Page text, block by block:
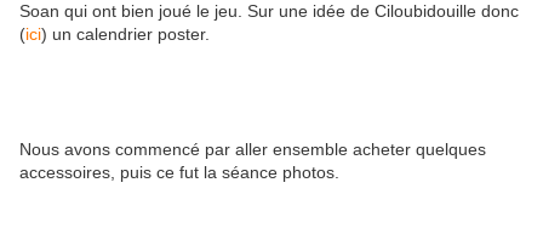
Soan qui ont bien joué le jeu. Sur une idée de Ciloubidouille donc
(ici) un calendrier poster.
Nous avons commencé par aller ensemble acheter quelques
accessoires, puis ce fut la séance photos.